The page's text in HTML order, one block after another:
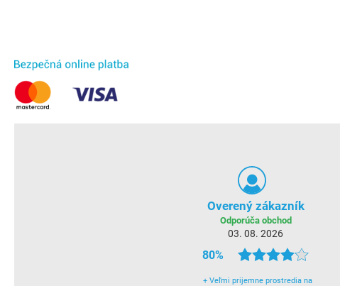
Overený zákazník
Odporúča obchod
03. 08. 2026
80%
+ Veľmi prijemne prostredia na